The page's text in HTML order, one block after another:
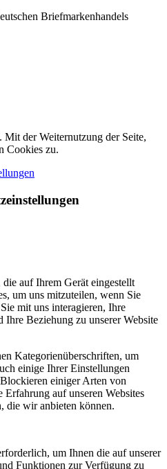
Briefmarkenhandels
der Weiternutzung der Seite,
Cookies zu.
auf Ihrem Gerät eingestellt
um uns mitzuteilen, wenn Sie
mit uns interagieren, Ihre
Ihre Beziehung zu unserer Website
Kategorienüberschriften, um
einige Ihrer Einstellungen
einiger Arten von
auf unseren Websites
die wir anbieten können.
um Ihnen die auf unserer
Funktionen zur Verfügung zu